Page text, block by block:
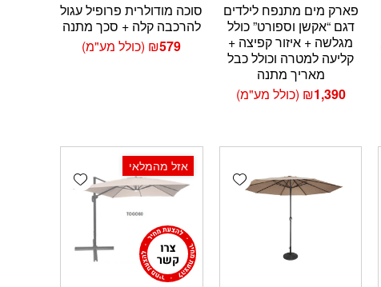
פארק מים מתנפח לילדים
דגם “אקשן וספורט” כולל
מגלשה + איזור קפיצה +
קליעה למטרה וכולל כבל
מאריך מתנה
₪1,390 (כולל מע"מ)
סוכה מודולרית פרופיל עגול
להרכבה קלה + סכך מתנה
₪579 (כולל מע"מ)
Add
Add wishlist
Add wishlist אזל מהמלאי